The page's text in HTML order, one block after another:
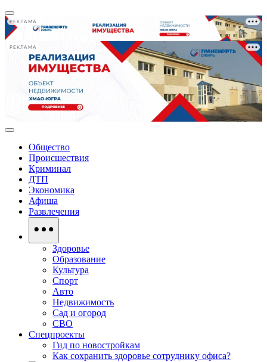
РЕКЛАМА
РЕКЛАМА
Общество
Происшествия
Криминал
ДТП
Экономика
Афиша
Развлечения
Здоровье
Образование
Культура
Спорт
Авто
Недвижимость
Сад и огород
СВО
Спецпроекты
Гид по новостройкам
Как сохранить здоровье сотруднику офиса?